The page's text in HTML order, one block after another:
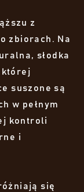
z
zbiorach. Na
słodka
której
suszone są
w pełnym
kontroli
i
się